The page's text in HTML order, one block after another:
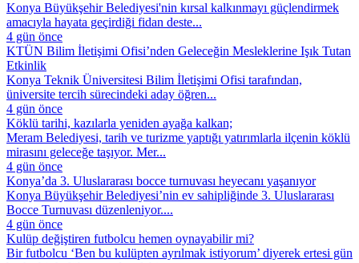
Konya Büyükşehir Belediyesi'nin kırsal kalkınmayı güçlendirmek
amacıyla hayata geçirdiği fidan deste...
4 gün önce
KTÜN Bilim İletişimi Ofisi’nden Geleceğin Mesleklerine Işık Tutan
Etkinlik
Konya Teknik Üniversitesi Bilim İletişimi Ofisi tarafından,
üniversite tercih sürecindeki aday öğren...
4 gün önce
Köklü tarihi, kazılarla yeniden ayağa kalkan;
Meram Belediyesi, tarih ve turizme yaptığı yatırımlarla ilçenin köklü
mirasını geleceğe taşıyor. Mer...
4 gün önce
Konya’da 3. Uluslararası bocce turnuvası heyecanı yaşanıyor
Konya Büyükşehir Belediyesi’nin ev sahipliğinde 3. Uluslararası
Bocce Turnuvası düzenleniyor....
4 gün önce
Kulüp değiştiren futbolcu hemen oynayabilir mi?
Bir futbolcu ‘Ben bu kulüpten ayrılmak istiyorum’ diyerek ertesi gün